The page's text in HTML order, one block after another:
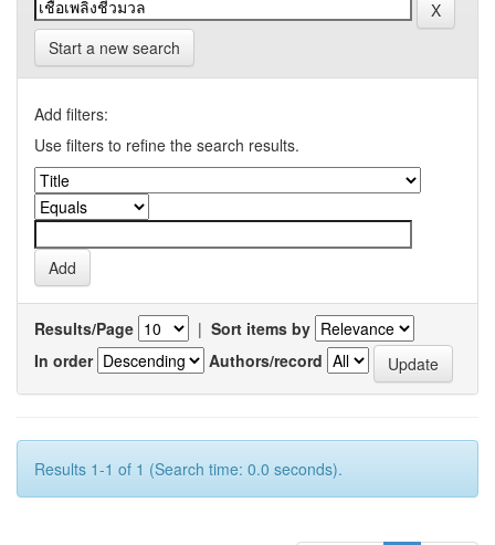
Start a new search
Add filters:
Use filters to refine the search results.
Results/Page | Sort items by
In order
Authors/record
Results 1-1 of 1 (Search time: 0.0 seconds).